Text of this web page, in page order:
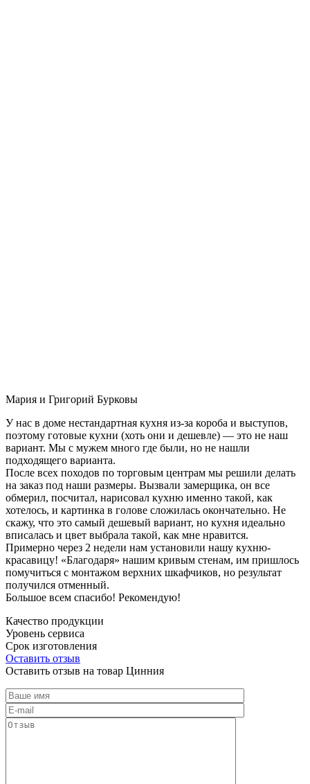
Мария и Григорий Бурковы
У нас в доме нестандартная кухня из-за короба и выступов,
поэтому готовые кухни (хоть они и дешевле) — это не наш
вариант. Мы с мужем много где были, но не нашли
подходящего варианта.
После всех походов по торговым центрам мы решили делать
на заказ под наши размеры. Вызвали замерщика, он все
обмерил, посчитал, нарисовал кухню именно такой, как
хотелось, и картинка в голове сложилась окончательно. Не
скажу, что это самый дешевый вариант, но кухня идеально
вписалась и цвет выбрала такой, как мне нравится.
Примерно через 2 недели нам установили нашу кухню-
красавицу! «Благодаря» нашим кривым стенам, им пришлось
помучиться с монтажом верхних шкафчиков, но результат
получился отменный.
Большое всем спасибо! Рекомендую!
Качество продукции
Уровень сервиса
Срок изготовления
Оставить отзыв
Оставить отзыв на товар Цинния